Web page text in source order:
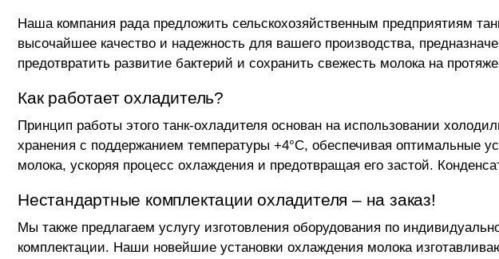
Наша компания рада предложить сельскохозяйственным предприятиям
высочайшее качество и надежность для вашего производства,
предотвратить развитие бактерий и сохранить свежесть молока на
Как работает охладитель?
Принцип работы этого танк-охладителя основан на использовании
хранения с поддержанием температуры +4°C, обеспечивая оптимальные
молока, ускоряя процесс охлаждения и предотвращая его застой.
Нестандартные комплектации охладителя – на заказ!
Мы также предлагаем услугу изготовления оборудования по
комплектации. Наши новейшие установки охлаждения молока